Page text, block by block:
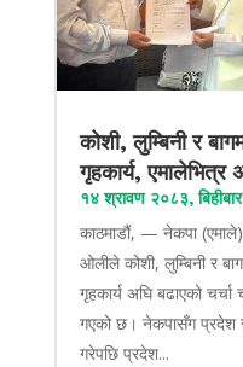
कोशी, लुम्बिनी र
गृहकार्य, एमालेभित्र
१४ श्रावण २०८३, बिहीबार
काठमाडौं, — नेकपा (एमाले)
ओलीले कोशी, लुम्बिनी र
गृहकार्य अघि बढाएको चर्चा
गएको छ। नेकपासँग प्रदेश
गरेपछि प्रदेश...